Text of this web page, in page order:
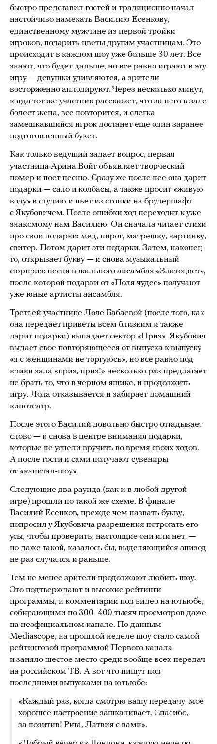
быстро представил гостей и традиционно начал
настойчиво намекать Василию Есенкову,
единственному мужчине из первой тройки
игроков, подарить цветы другим участницам. Это
происходит в каждом шоу уже больше 30 лет. Все
знают, что будет дальше, но все равно играют в эту
игру — девушки удивляются, а зрители
восторженно аплодируют. Через несколько минут,
когда тот же участник расскажет, что за него в зале
болеет жена, все повторится, и слегка
замешкавшийся игрок достанет еще один заранее
подготовленный букет.
Как только ведущий задает вопрос, первая
участница Арина Войт объявляет творческий
номер и поет песню. Сразу же после нее она дарит
подарки — сало и колбасы, а также просит «живую
воду» в студию и пьет из стопки на брудершафт
с Якубовичем. После ошибки ход переходит к уже
знакомому нам Василию. Он сначала читает стихи
про свои подарки: мед, пирог, матрешку, картинку,
свитер. Потом дарит эти подарки. Затем, наконец-
то, открывает букву — и снова музыкальный
сюрприз: песня вокального ансамбля «Златоцвет»,
после которой подарки от «Поля чудес» получают
уже юные артисты ансамбля.
Третьей участнице Лоле Бабаевой (после того, как
она передает приветы всем близким и также
дарит подарки) выпадает сектор «Приз». Якубович
выдает свое повторяющееся от выпуска к выпуску
«я с женщинами не торгуюсь», но все равно под
крики зала «приз, приз!» несколько раз предлагает
не брать то, что в черном ящике, и продолжить
игру. Лола отказывается и забирает домашний
кинотеатр.
После этого Василий довольно быстро отгадывает
слово — и снова в центре внимания подарки,
которые не успели вручить во время своих ходов.
А после гости и сами получают сувениры
от «капитал-шоу».
Следующие два раунда (как и в любой другой
игре) прошли по такой же схеме. В финале
Василий Есенков, прежде чем назвать букву,
попросил у Якубовича разрешения потрогать его
усы, чтобы проверить, настоящие они или нет, —
но даже такой, казалось бы, выделяющийся эпизод
не раз случался и раньше.
Тем не менее зрители продолжают любить шоу.
Это подтверждают и высокие рейтинги
программы, и комментарии под видео на ютьюбе,
собирающими по 300–400 тысяч просмотров даже
на неофициальном канале. По данным
Mediascope, на прошлой неделе шоу стало самой
рейтинговой программой Первого канала
и заняло шестое место среди вообще всех передач
на российском ТВ. А вот что пишут под
последними выпусками на ютьюбе:
«Каждый раз, когда смотрю вашу передачу, мое
хорошее настроение зашкаливает. Спасибо,
за позитив! Рига, Латвия с вами».